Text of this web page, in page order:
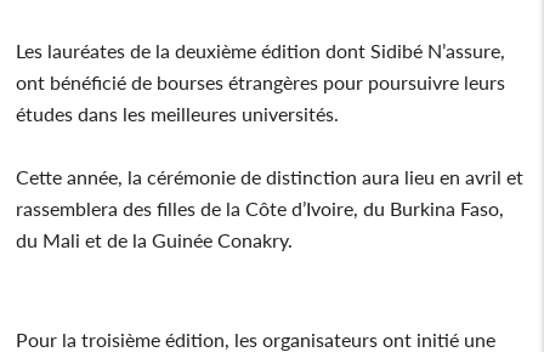
Les lauréates de la deuxième édition dont Sidibé N’assure,
ont bénéficié de bourses étrangères pour poursuivre leurs
études dans les meilleures universités.
Cette année, la cérémonie de distinction aura lieu en avril et
rassemblera des filles de la Côte d’Ivoire, du Burkina Faso,
du Mali et de la Guinée Conakry.
Pour la troisième édition, les organisateurs ont initié une